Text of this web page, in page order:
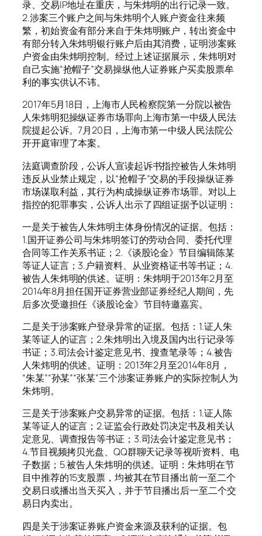
录、交易IP地址在重庆，与朱炜明的出行记录一致。
2.涉案三个账户之间与朱炜明个人账户资金往来频
繁，初始资金有部分来自于朱炜明账户，转出资金中
有部分转入朱炜明银行账户后由其消费，证明涉案账
户资金由朱炜明控制。经过上述证据展示，朱炜明对
自己实施“抢帽子”交易操纵他人证券账户买卖股票牟
利的事实供认不讳。
2017年5月18日，上海市人民检察院第一分院以被告
人朱炜明犯操纵证券市场罪向上海市第一中级人民法
院提起公诉。7月20日，上海市第一中级人民法院公
开开庭审理了本案。
法庭调查阶段，公诉人宣读起诉书指控被告人朱炜明
违反从业禁止规定，以“抢帽子”交易的手段操纵证券
市场谋取利益，其行为构成操纵证券市场罪。对以上
指控的犯罪事实，公诉人出示了四组证据予以证明：
一是关于被告人朱炜明主体身份情况的证据。包括：
1.国开证券公司与朱炜明签订的劳动合同、委托代理
合同等工作关系书证；2.《谈股论金》节目编辑陈某
等证人证言；3.户籍资料、从业资格证书等书证；4.
被告人朱炜明的供述。证明：朱炜明于2013年2月至
2014年8月担任国开证券营业部证券经纪人期间，先
后多次受邀担任《谈股论金》节目特邀嘉宾。
二是关于涉案账户登录异常的证据。包括：1.证人朱
某等证人的证言；2.朱炜明出入境及国内出行记录等
书证；3.司法会计鉴定意见书、搜查笔录等；4.被告
人朱炜明的供述。证明：2013年2月至2014年8月，
“朱某”“孙某”“张某”三个涉案证券账户的实际控制人为
朱炜明。
三是关于涉案账户交易异常的证据。包括：1.证人陈
某等证人的证言；2.证监会行政处罚决定书及相关认
定意见、调查报告等书证；3.司法会计鉴定意见书；
4.节目视频拷贝光盘、QQ群聊天记录等视听资料、电
子数据；5.被告人朱炜明的供述。证明：朱炜明在节
目中推荐的15支股票，均被其在节目播出前一至二个
交易日或播出当天买入，并于节目播出后一至二个交
易日内卖出。
四是关于涉案证券账户资金来源及获利的证据。包